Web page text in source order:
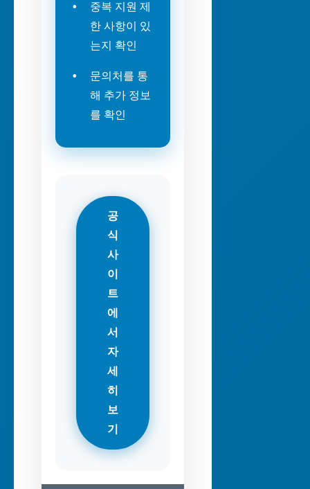
중복 지원 제
한 사항이 있
는지 확인
문의처를 통
해 추가 정보
를 확인
공
식
사
이
트
에
서
자
세
히
보
기